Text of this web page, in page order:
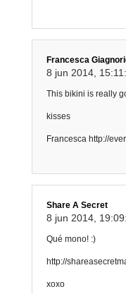
Francesca
8 jun 2014,
This bikini is really
kisses
Francesca http://
Share A Secret
8 jun 2014,
Qué mono! :)
http://
xoxo